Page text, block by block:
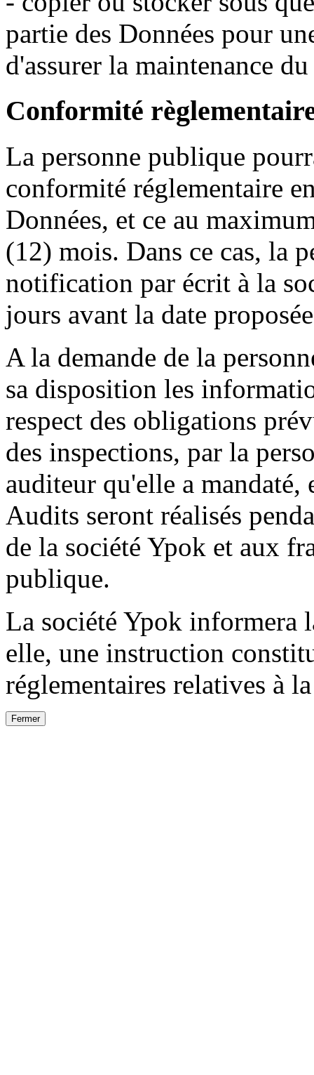
partie des Données pour
d'assurer la maintenance
Conformité
La personne publique
conformité réglementaire
Données, et ce au
(12) mois. Dans ce cas, la
notification par écrit à la
jours avant la date
A la demande de la
sa disposition les
respect des obligations
des inspections, par la
auditeur qu'elle a mandaté,
Audits seront réalisés
de la société Ypok et aux
publique.
La société Ypok informera
elle, une instruction
réglementaires relatives à
Fermer